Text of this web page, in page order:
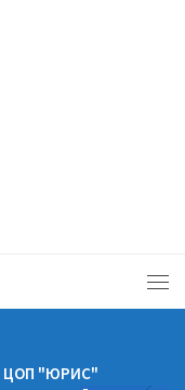
ЦОП "ЮРИС"